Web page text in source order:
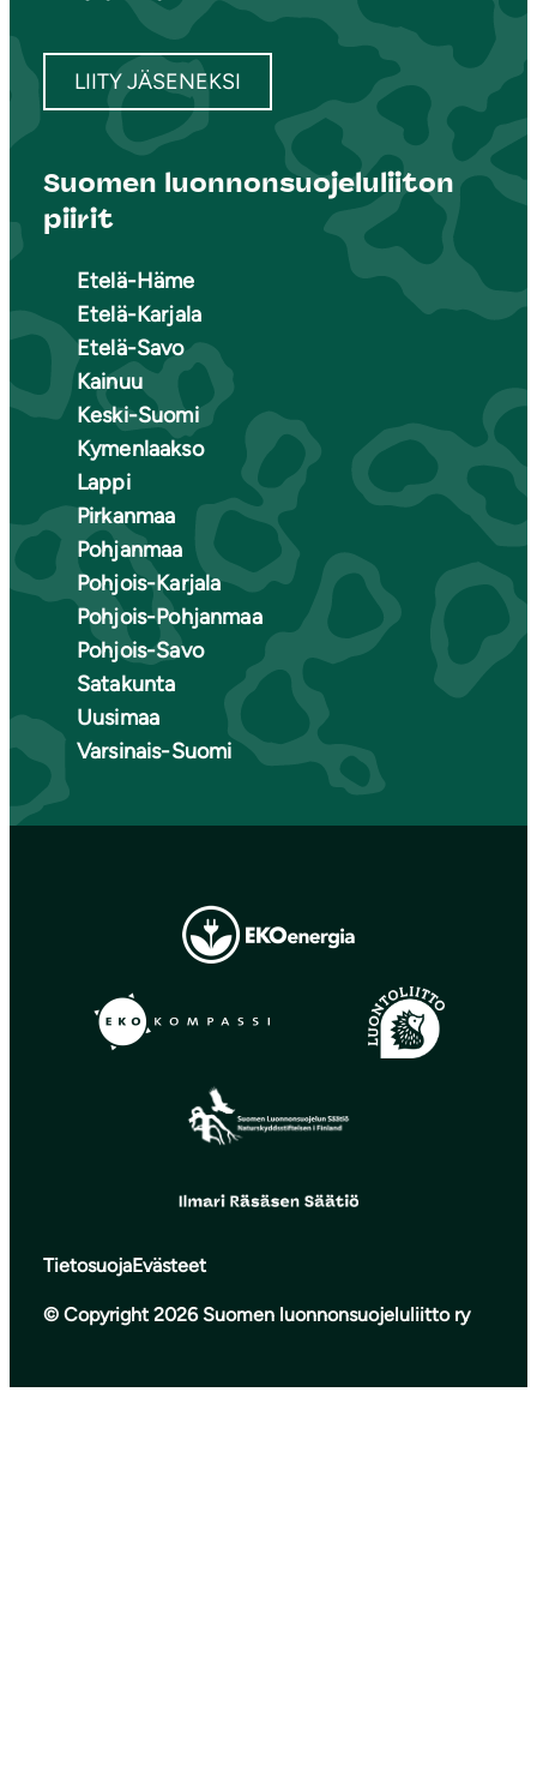
LIITY JÄSENEKSI
Suomen luonnonsuojeluliiton
piirit
Etelä-Häme
Etelä-Karjala
Etelä-Savo
Kainuu
Keski-Suomi
Kymenlaakso
Lappi
Pirkanmaa
Pohjanmaa
Pohjois-Karjala
Pohjois-Pohjanmaa
Pohjois-Savo
Satakunta
Uusimaa
Varsinais-Suomi
TietosuojaEvästeet
© Copyright 2026 Suomen luonnonsuojeluliitto ry